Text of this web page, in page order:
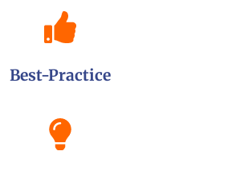
Best-Practice